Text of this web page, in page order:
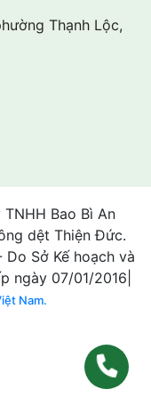
Thạnh Lộc,
Bao Bì An
dệt Thiện Đức.
Sở Kế hoạch và
ngày 07/01/2016|
Nam.